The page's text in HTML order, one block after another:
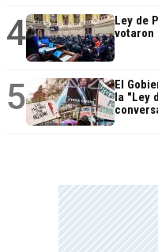
4
Ley de
votaron
5
El
la "Ley